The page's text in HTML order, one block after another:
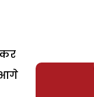
आगे